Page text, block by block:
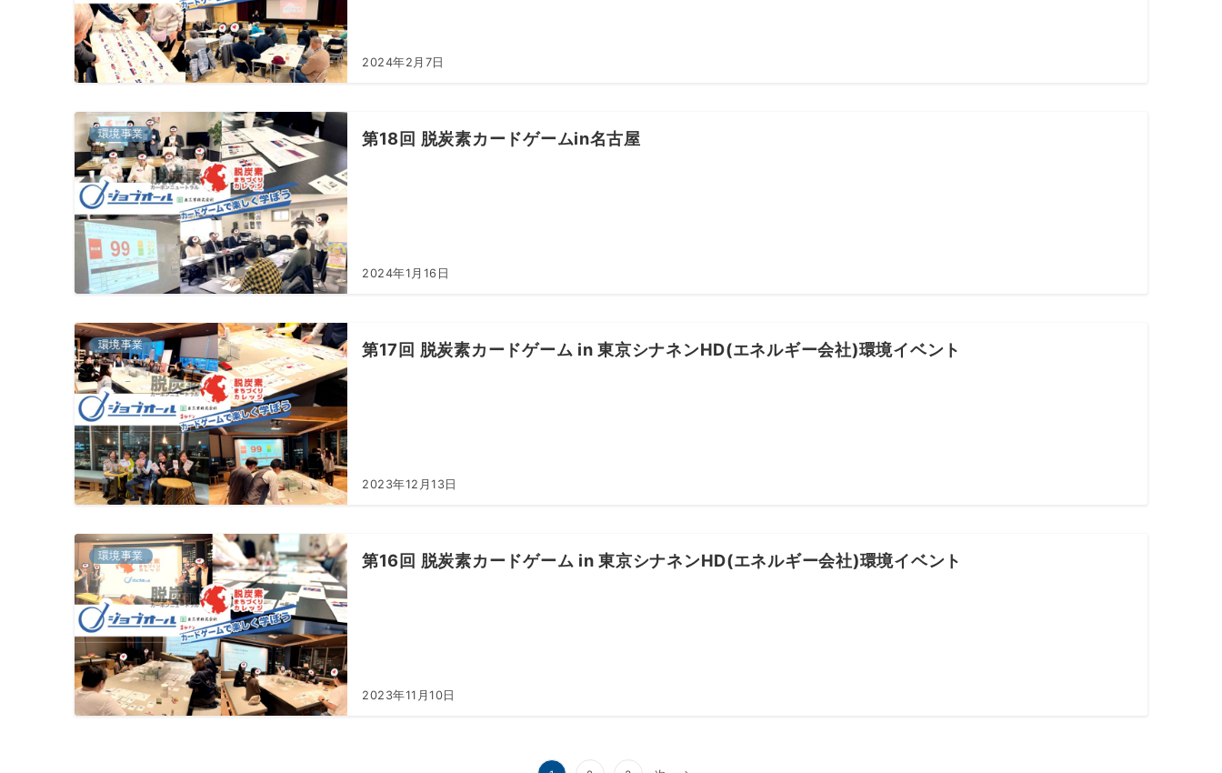
2024年2月7日
環境事業 第18回 脱炭素カードゲームin名古屋
2024年1月16日
環境事業 第17回 脱炭素カードゲーム in 東京シナネンHD(エネルギー会社)環境イベント
2023年12月13日
環境事業 第16回 脱炭素カードゲーム in 東京シナネンHD(エネルギー会社)環境イベント
2023年11月10日